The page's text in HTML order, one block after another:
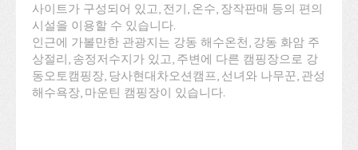
사이트가 구성되어 있고, 전기, 온수, 장작판매 등의 편의
시설을 이용할 수 있습니다.
인근에 가볼만한 관광지는 강동 해수온천, 강동 화암 주
상절리, 송정저수지가 있고, 주변에 다른 캠핑장으로 강
동오토캠핑장, 당사현대차오션캠프, 선녀와 나무꾼, 관성
해수욕장, 마운틴 캠핑장이 있습니다.